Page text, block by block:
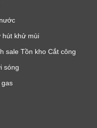
hút khử mùi
sale Tồn kho Cắt công
sóng
gas